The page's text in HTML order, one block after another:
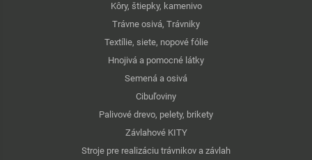
Kôry, štiepky, kamenivo
Trávne osivá, Trávniky
Textílie, siete, nopové fólie
Hnojivá a pomocné látky
Semená a osivá
Cibuľoviny
Palivové drevo, pelety, brikety
Závlahové KITY
Stroje pre realizáciu trávnikov a závlah